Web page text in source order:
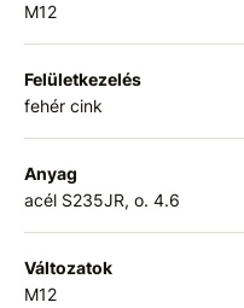
M12
Felületkezelés
fehér cink
Anyag
acél S235JR, o. 4.6
Változatok
M12